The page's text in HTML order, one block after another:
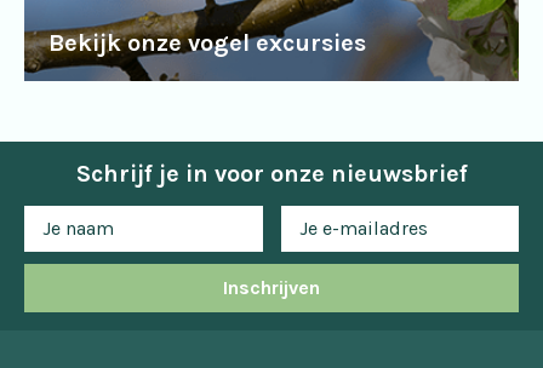
Bekijk onze vogel excursies
Schrijf je in voor onze nieuwsbrief
Inschrijven